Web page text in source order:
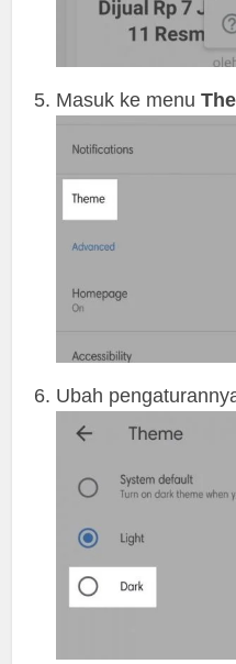
Masuk ke menu
Ubah